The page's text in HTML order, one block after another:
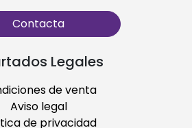
Contacta
Legales
de venta
Aviso legal
de privacidad